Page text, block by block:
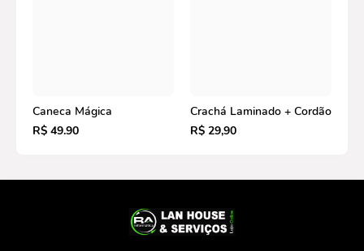
Caneca Mágica
R$ 49.90
Crachá Laminado + Cordão
R$ 29,90